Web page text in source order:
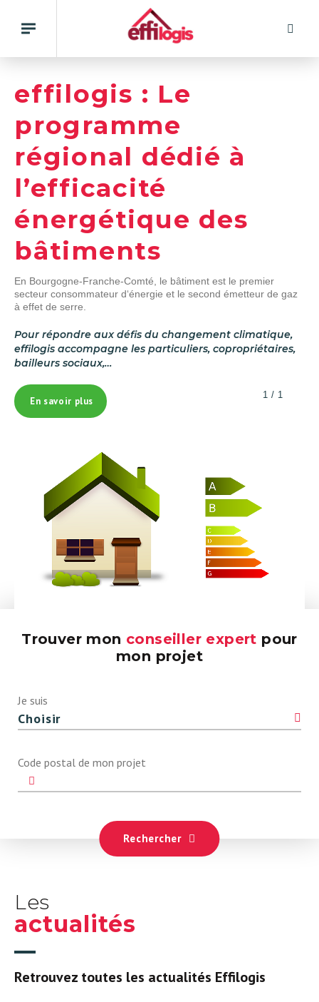
Basculer
navigation
effilogis : Le
programme
régional dédié à
l’efficacité
énergétique des
bâtiments
En Bourgogne-Franche-Comté, le bâtiment est le premier
secteur consommateur d‘énergie et le second émetteur de gaz
à effet de serre.
Pour répondre aux défis du changement climatique,
effilogis accompagne les particuliers, copropriétaires,
bailleurs sociaux,…
En savoir plus
1 / 1
Trouver mon conseiller expert pour
mon projet
Je suis
Code postal de mon projet
Rechercher
Les
actualités
Retrouvez toutes les actualités Effilogis